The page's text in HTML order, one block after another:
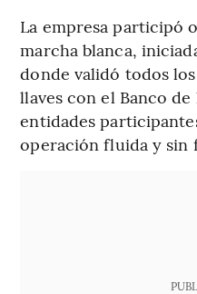
La empresa participó
marcha blanca,
donde validó todos
llaves con el Banco de
entidades
operación fluida y sin